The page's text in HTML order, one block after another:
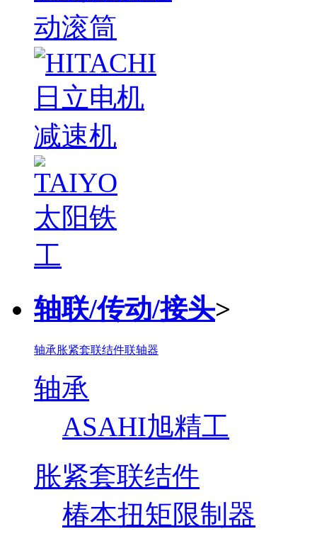
轴联/传动/接头>
轴承胀紧套联结件联轴器
轴承
ASAHI旭精工
胀紧套联结件
椿本扭矩限制器